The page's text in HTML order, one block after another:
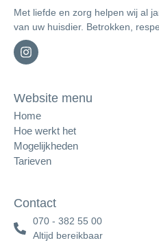
Met liefde en zorg helpen wij al
van uw huisdier. Betrokken,
Website menu
Home
Hoe werkt het
Mogelijkheden
Tarieven
Contact
070 - 382 55 00
Altijd bereikbaar